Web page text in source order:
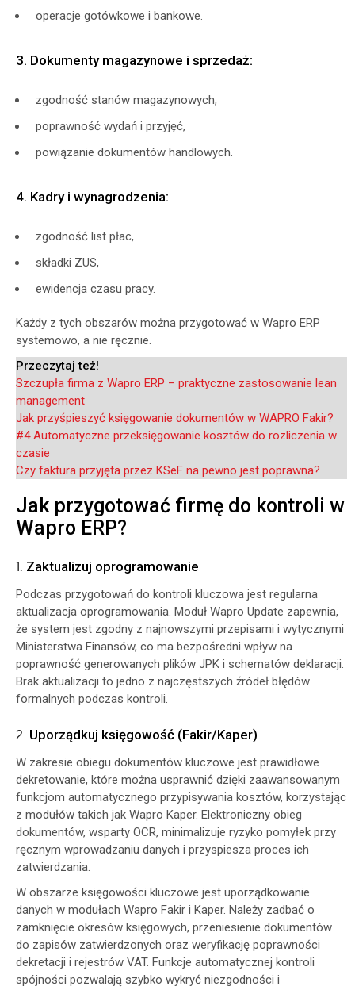
operacje gotówkowe i bankowe.
3. Dokumenty magazynowe i sprzedaż:
zgodność stanów magazynowych,
poprawność wydań i przyjęć,
powiązanie dokumentów handlowych.
4. Kadry i wynagrodzenia:
zgodność list płac,
składki ZUS,
ewidencja czasu pracy.
Każdy z tych obszarów można przygotować w Wapro ERP
systemowo, a nie ręcznie.
Przeczytaj też!
Szczupła firma z Wapro ERP – praktyczne zastosowanie lean
management
Jak przyśpieszyć księgowanie dokumentów w WAPRO Fakir?
#4 Automatyczne przeksięgowanie kosztów do rozliczenia w
czasie
Czy faktura przyjęta przez KSeF na pewno jest poprawna?
Jak przygotować firmę do kontroli w
Wapro ERP?
1. Zaktualizuj oprogramowanie
Podczas przygotowań do kontroli kluczowa jest regularna
aktualizacja oprogramowania. Moduł Wapro Update zapewnia,
że system jest zgodny z najnowszymi przepisami i wytycznymi
Ministerstwa Finansów, co ma bezpośredni wpływ na
poprawność generowanych plików JPK i schematów deklaracji.
Brak aktualizacji to jedno z najczęstszych źródeł błędów
formalnych podczas kontroli.
2. Uporządkuj księgowość (Fakir/Kaper)
W zakresie obiegu dokumentów kluczowe jest prawidłowe
dekretowanie, które można usprawnić dzięki zaawansowanym
funkcjom automatycznego przypisywania kosztów, korzystając
z modułów takich jak Wapro Kaper. Elektroniczny obieg
dokumentów, wsparty OCR, minimalizuje ryzyko pomyłek przy
ręcznym wprowadzaniu danych i przyspiesza proces ich
zatwierdzania.
W obszarze księgowości kluczowe jest uporządkowanie
danych w modułach Wapro Fakir i Kaper. Należy zadbać o
zamknięcie okresów księgowych, przeniesienie dokumentów
do zapisów zatwierdzonych oraz weryfikację poprawności
dekretacji i rejestrów VAT. Funkcje automatycznej kontroli
spójności pozwalają szybko wykryć niezgodności i